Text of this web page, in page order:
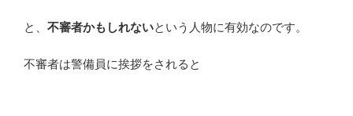
と、 不審者かもしれないという人物に有効なのです。
不審者は警備員に挨拶をされると